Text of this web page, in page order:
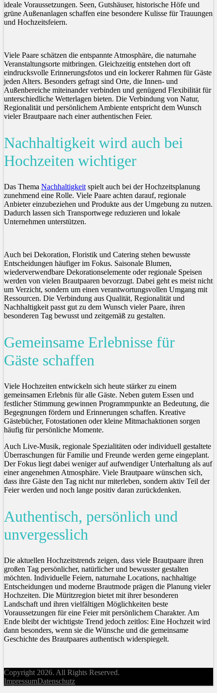
ideale Voraussetzungen. Seen, Gutshäuser, historische Höfe und
grüne Außenanlagen schaffen eine besondere Kulisse für Trauungen
und Hochzeitsfeiern.
Viele Paare schätzen die entspannte Atmosphäre, die naturnahe
Veranstaltungsorte mitbringen. Gleichzeitig entstehen dort oft
eindrucksvolle Erinnerungsfotos und ein lockerer Rahmen für Gäste
jeden Alters. Besonders gefragt sind Orte, die Innen- und
Außenbereiche miteinander verbinden und genügend Flexibilität für
unterschiedliche Wetterlagen bieten. Die Verbindung von Natur,
Regionalität und persönlichem Ambiente entspricht dem Wunsch
vieler Brautpaare nach einer authentischen Feier.
Nachhaltigkeit wird auch bei
Hochzeiten wichtiger
Das Thema Nachhaltigkeit spielt auch bei der Hochzeitsplanung
zunehmend eine Rolle. Viele Paare achten darauf, regionale
Anbieter einzubeziehen und Produkte aus der Umgebung zu nutzen.
Dadurch lassen sich Transportwege reduzieren und lokale
Unternehmen unterstützen.
Auch bei Dekoration, Floristik und Catering stehen bewusste
Entscheidungen häufiger im Fokus. Saisonale Blumen,
wiederverwendbare Dekorationselemente oder regionale Speisen
werden von vielen Brautpaaren bevorzugt. Dabei geht es meist nicht
um Verzicht, sondern um einen verantwortungsvollen Umgang mit
Ressourcen. Die Verbindung aus Qualität, Regionalität und
Nachhaltigkeit passt gut zu dem Wunsch vieler Paare, ihren
besonderen Tag bewusst und zeitgemäß zu gestalten.
Gemeinsame Erlebnisse für
Gäste schaffen
Viele Hochzeiten entwickeln sich heute stärker zu einem
gemeinsamen Erlebnis für alle Gäste. Neben gutem Essen und
festlicher Stimmung gewinnen Programmpunkte an Bedeutung, die
Begegnungen fördern und Erinnerungen schaffen. Kreative
Gästebücher, Fotostationen oder kleine Mitmachaktionen sorgen
häufig für persönliche Momente.
Auch Live-Musik, regionale Spezialitäten oder individuell gestaltete
Überraschungen für Familie und Freunde werden gerne eingeplant.
Der Fokus liegt dabei weniger auf aufwendiger Unterhaltung als auf
einer angenehmen Atmosphäre. Viele Brautpaare wünschen sich,
dass ihre Gäste den Tag nicht nur miterleben, sondern aktiv Teil der
Feier werden und noch lange positiv daran zurückdenken.
Authentisch, persönlich und
unvergesslich
Die aktuellen Hochzeitstrends zeigen, dass viele Brautpaare ihren
großen Tag persönlicher, natürlicher und bewusster gestalten
möchten. Individuelle Feiern, naturnahe Locations, nachhaltige
Entscheidungen und moderne Brautmode prägen die Planung vieler
Hochzeiten. Die Müritzregion bietet mit ihrer besonderen
Landschaft und ihren vielfältigen Möglichkeiten beste
Voraussetzungen für eine Feier mit persönlichem Charakter. Am
Ende bleibt der wichtigste Trend jedoch zeitlos: Eine Hochzeit wird
dann besonders, wenn sie die Wünsche und die gemeinsame
Geschichte des Brautpaares authentisch widerspiegelt.
Copyright 2026. All Rights Reserved.
ImpressumDatenschutz